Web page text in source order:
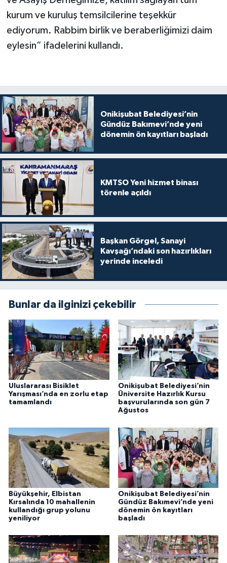
kurum ve kuruluş temsilcilerine teşekkür
ediyorum. Rabbim birlik ve beraberliğimizi daim
eylesin” ifadelerini kullandı.
Onikişubat Belediyesi’nin
Gündüz Bakımevi’nde yeni
dönemin ön kayıtları başladı
KMTSO Yeni hizmet binası
törenle açıldı
Başkan Görgel, Sanayi
Kavşağı’ndaki son hazırlıkları
yerinde inceledi
Bunlar da ilginizi çekebilir
Uluslararası Bisiklet
Yarışması’nda en zorlu etap
tamamlandı
Onikişubat Belediyesi’nin
Üniversite Hazırlık Kursu
başvurularında son gün 7
Ağustos
Büyükşehir, Elbistan
Kırsalında 10 mahallenin
kullandığı grup yolunu
yeniliyor
Onikişubat Belediyesi’nin
Gündüz Bakımevi’nde yeni
dönemin ön kayıtları
başladı